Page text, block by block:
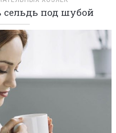
сельдь под шубой